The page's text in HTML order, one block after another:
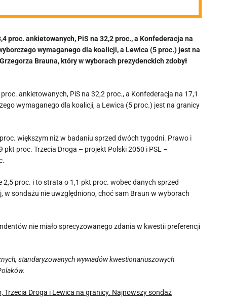
proc. ankietowanych, PiS na 32,2 proc., a Konfederacja na
wymaganego dla koalicji, a Lewica (5 proc.) jest na
Brauna, który w wyborach prezydenckich zdobył
ankietowanych, PiS na 32,2 proc., a Konfederacja na 17,1
wymaganego dla koalicji, a Lewica (5 proc.) jest na granicy
większym niż w badaniu sprzed dwóch tygodni. Prawo i
proc. Trzecia Droga – projekt Polski 2050 i PSL –
proc. i to strata o 1,1 pkt proc. wobec danych sprzed
sondażu nie uwzględniono, choć sam Braun w wyborach
nie miało sprecyzowanego zdania w kwestii preferencji
standaryzowanych wywiadów kwestionariuszowych
Droga i Lewica na granicy. Najnowszy sondaż